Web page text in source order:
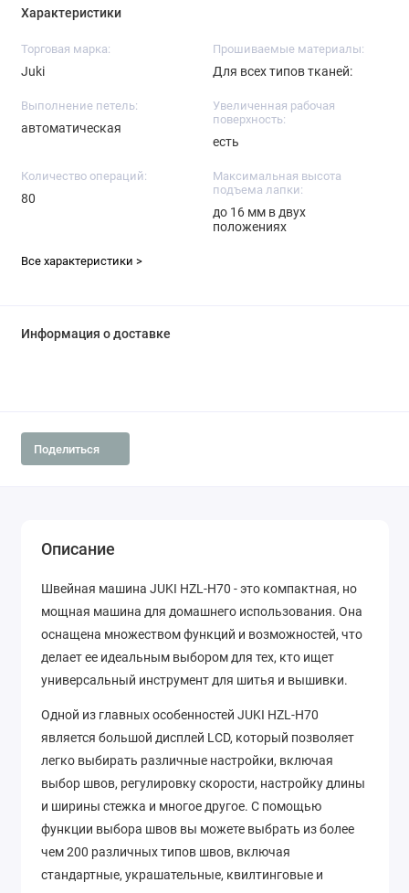
Характеристики
Торговая марка:
Juki
Прошиваемые материалы:
Для всех типов тканей:
Выполнение петель:
автоматическая
Увеличенная рабочая
поверхность:
есть
Количество операций:
80
Максимальная высота
подъема лапки:
до 16 мм в двух
положениях
Все характеристики >
Информация о доставке
Поделиться
Описание
Швейная машина JUKI HZL-H70 - это компактная, но
мощная машина для домашнего использования. Она
оснащена множеством функций и возможностей, что
делает ее идеальным выбором для тех, кто ищет
универсальный инструмент для шитья и вышивки.
Одной из главных особенностей JUKI HZL-H70
является большой дисплей LCD, который позволяет
легко выбирать различные настройки, включая
выбор швов, регулировку скорости, настройку длины
и ширины стежка и многое другое. С помощью
функции выбора швов вы можете выбрать из более
чем 200 различных типов швов, включая
стандартные, украшательные, квилтинговые и